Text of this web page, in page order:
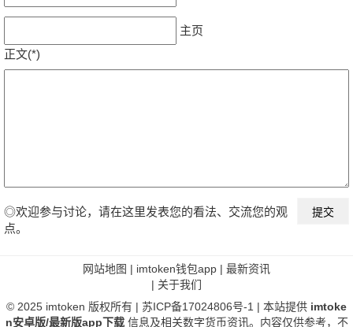
主页
正文(*)
◎欢迎参与讨论，请在这里发表您的看法、交流您的观
点。
网站地图 | imtoken钱包app | 最新资讯
| 关于我们
© 2025 imtoken 版权所有 | 苏ICP备17024806号-1 | 本站提供 imtoke
n安卓版/最新版app下载信息及相关数字货币资讯。内容仅供参考，不